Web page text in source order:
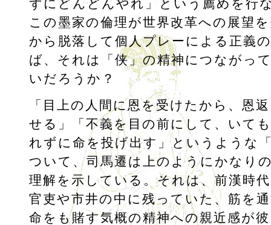
ずにどんどんやれ」という薦めを行
この墨家の倫理が世界改革への展望
から脱落して個人プレーによる正義
ば、それは「侠」の精神につながっ
いだろうか？
「目上の人間に恩を受けたから、恩
せる」「不義を目の前にして、いて
れずに命を投げ出す」というような
ついて、司馬遷は上のようにかなり
理解を示している。それは、前漢時
官吏や市井の中に残っていた、筋を
命をも賭す気概の精神への親近感が